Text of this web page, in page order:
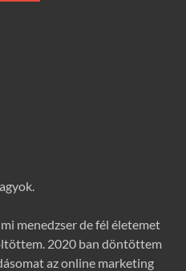
menedzser de fél életemet
2020 ban döntöttem
az online marketing